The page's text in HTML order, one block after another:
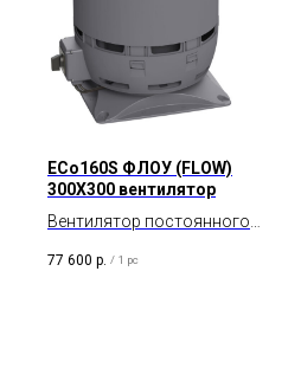
ECo160S ФЛОУ (FLOW)
300X300 вентилятор
Вентилятор постоянного
(Flow). 0 -1000 м3/ч. Тип
77 600 р. / 1 pc